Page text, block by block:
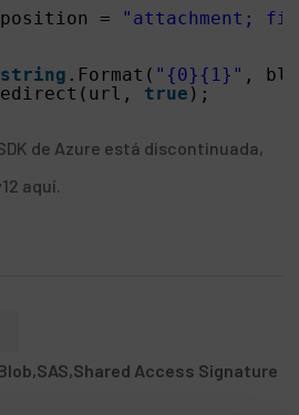
=
"attachment;
string .Format( "{0}{1}" ,
true );
de Azure está discontinuada,
aquí.
SAS Shared Access Signature